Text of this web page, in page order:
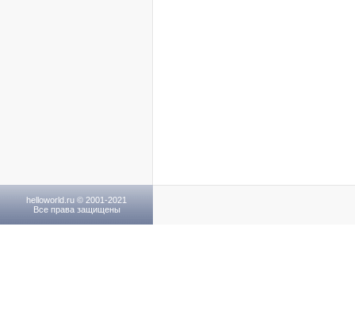
helloworld.ru © 2001-2021
Все права защищены